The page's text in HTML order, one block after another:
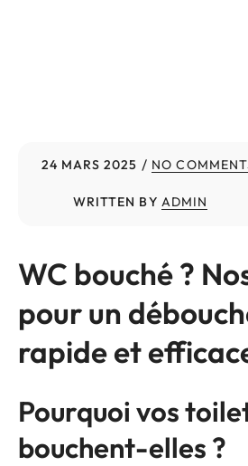
24 MARS 2025 NO
WRITTEN BY ADMIN
WC bouché ?
pour un
rapide et
Pourquoi vos
bouchent-elles ?